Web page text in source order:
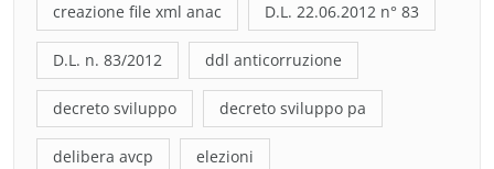
creazione file xml anac D.L. 22.06.2012 n° 83
D.L. n. 83/2012 ddl anticorruzione
decreto sviluppo decreto sviluppo pa
delibera avcp elezioni